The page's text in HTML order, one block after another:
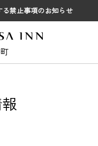
禁止事項のお知らせ